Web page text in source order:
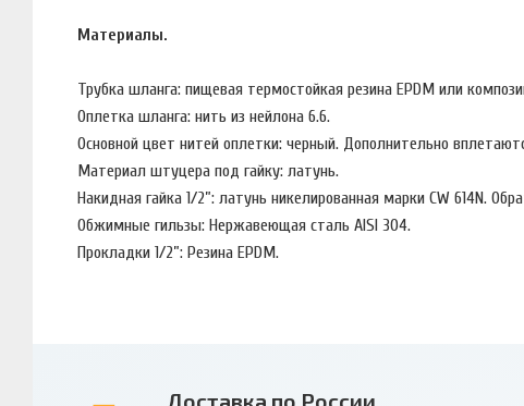
Материалы.
Трубка шланга: пищевая термостойкая резина EPDM или
Оплетка шланга: нить из нейлона 6.6.
Основной цвет нитей оплетки: черный. Дополнительно
Материал штуцера под гайку: латунь.
Накидная гайка 1/2”: латунь никелированная марки CW 614N.
Обжимные гильзы: Нержавеющая сталь AISI 304.
Прокладки 1/2”: Резина EPDM.
Доставка по России